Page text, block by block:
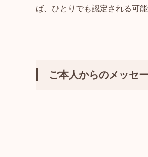
ば、ひとりでも認定される可能
ご本人からのメッセ